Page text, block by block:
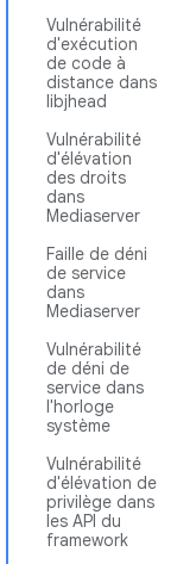
Vulnérabilité
d'exécution
de code à
distance dans
libjhead
Vulnérabilité
d'élévation
des droits
dans
Mediaserver
Faille de déni
de service
dans
Mediaserver
Vulnérabilité
de déni de
service dans
l'horloge
système
Vulnérabilité
d'élévation de
privilège dans
les API du
framework